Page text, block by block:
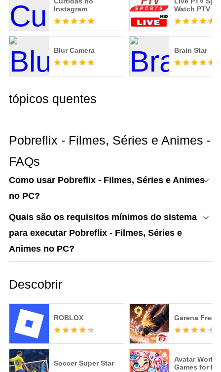
Instagram
Watch PTV
Live
Blur Camera Brain Star
tópicos quentes
Pobreflix - Filmes, Séries e Animes -
FAQs
Como usar Pobreflix - Filmes, Séries e Animes
no PC?
Quais são os requisitos mínimos do sistema
para executar Pobreflix - Filmes, Séries e
Animes no PC?
Descobrir
ROBLOX Garena Free
Soccer Super Star
Avatar World
Games for